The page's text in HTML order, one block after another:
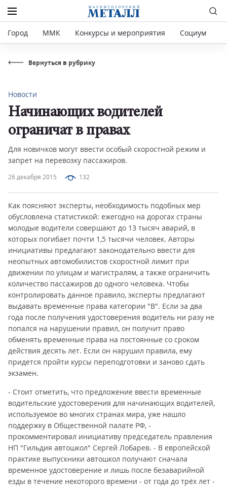
Город ММК Конкурсы и мероприятия Социум
Вернуться в рубрику
26 декабря 2015 132
Новости
Начинающих водителей
ограничат в правах
Для новичков могут ввести особый скоростной режим и
запрет на перевозку пассажиров.
Как поясняют эксперты, необходимость подобных мер
обусловлена статистикой: ежегодно на дорогах страны
молодые водители совершают до 13 тысяч аварий, в
которых погибает почти 1,5 тысячи человек. Авторы
инициативы предлагают законодательно ввести для
неопытных автомобилистов скоростной лимит при
движении по улицам и магистралям, а также ограничить
количество пассажиров до одного человека. Чтобы
контролировать данное правило, эксперты предлагают
выдавать временные права категории "В". Если за два
года после получения удостоверения водитель ни разу не
попался на нарушении правил, он получит право
обменять временные права на постоянные со сроком
действия десять лет. Если он нарушил правила, ему
придется пройти курсы переподготовки и заново сдать
экзамен.
- Стоит отметить, что предложение ввести временные
водительские удостоверения для начинающих водителей,
используемое во многих странах мира, уже нашло
поддержку в Общественной палате РФ, -
прокомментировал инициативу председатель правления
НП "Гильдия автошкол" Сергей Лобарев. - В европейской
практике выпускники автошкол получают сначала
временное удостоверение и лишь после безаварийной
езды в течение некоторого времени - от года до трёх лет -